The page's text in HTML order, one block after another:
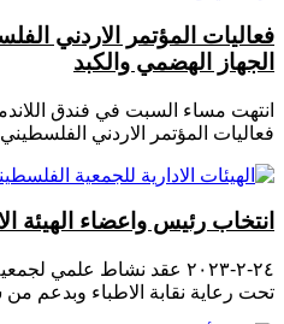
فعاليات المؤتمر الاردني
الجهاز الهضمي والكبد
فعاليات المؤتمر الاردني
انتخاب رئيس واعضاء الهيئة
٢٤-٢-٢٠٢٣ عقد نشاط علمي
تحت رعاية نقابة الاطباء وبدعم